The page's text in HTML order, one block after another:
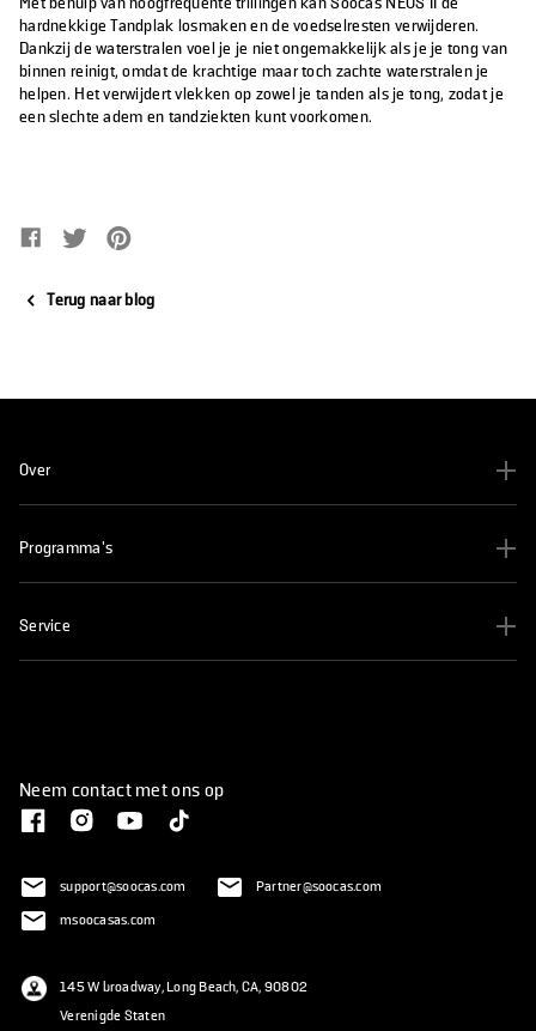
hardnekkige Tandplak losmaken en de voedselresten verwijderen.
Dankzij de waterstralen voel je je niet ongemakkelijk als je je tong van
binnen reinigt, omdat de krachtige maar toch zachte waterstralen je
helpen. Het verwijdert vlekken op zowel je tanden als je tong, zodat je
een slechte adem en tandziekten kunt voorkomen.
Deel op Facebook
Opent in een nieuw venster.
Tweet op Twitter
Opent in een nieuw venster.
Pin op Pinterest
Opent in een nieuw venster.
Terug naar blog
Over
Programma's
Service
Neem contact met ons op
support@soocas.com
Partner@soocas.com
msoocasas.com
145 W broadway, Long Beach, CA, 90802
Verenigde Staten